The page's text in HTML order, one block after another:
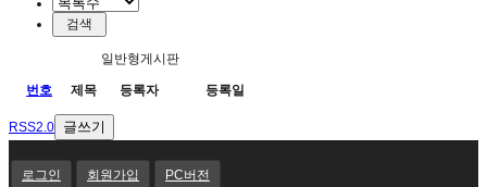
일반형게시판
번호 제목 등록자 등록일
RSS2.0 글쓰기
로그인 회원가입
PC버전